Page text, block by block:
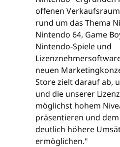
offenen
rund um das Thema
Nintendo 64, Game
Nintendo-Spiele und
neuen
Store zielt darauf ab,
und die unserer
möglichst hohem
präsentieren und
deutlich höhere
ermöglichen."